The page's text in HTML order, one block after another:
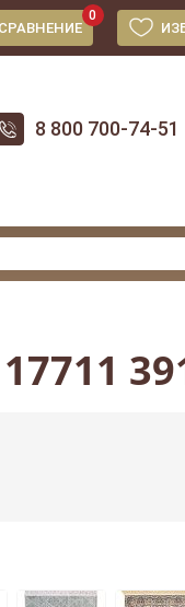
СРАВНЕНИЕ
0
8 800 700-74-51